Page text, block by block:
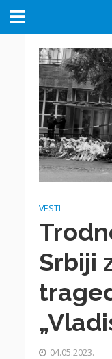
VESTI
Srbiji
04.05.2023.